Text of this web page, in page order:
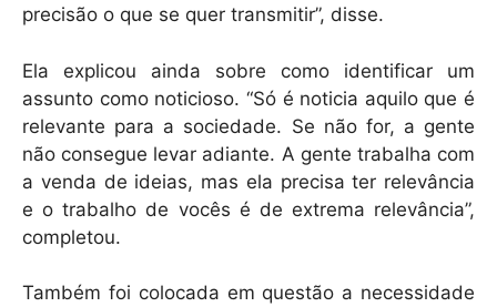
precisão o que se quer transmitir”, disse.
Ela explicou ainda sobre como identificar um
assunto como noticioso. “Só é noticia aquilo que é
relevante para a sociedade. Se não for, a gente
não consegue levar adiante. A gente trabalha com
a venda de ideias, mas ela precisa ter relevância
e o trabalho de vocês é de extrema relevância”,
completou.
Também foi colocada em questão a necessidade